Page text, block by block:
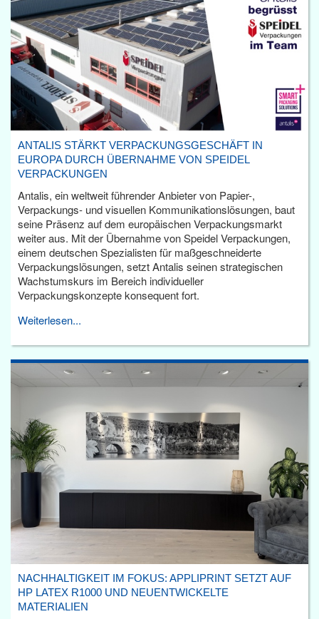
ANTALIS STÄRKT VERPACKUNGSGESCHÄFT IN
EUROPA DURCH ÜBERNAHME VON SPEIDEL
VERPACKUNGEN
Antalis, ein weltweit führender Anbieter von Papier-,
Verpackungs- und visuellen Kommunikationslösungen, baut
seine Präsenz auf dem europäischen Verpackungsmarkt
weiter aus. Mit der Übernahme von Speidel Verpackungen,
einem deutschen Spezialisten für maßgeschneiderte
Verpackungslösungen, setzt Antalis seinen strategischen
Wachstumskurs im Bereich individueller
Verpackungskonzepte konsequent fort.
Weiterlesen...
NACHHALTIGKEIT IM FOKUS: APPLIPRINT SETZT AUF
HP LATEX R1000 UND NEUENTWICKELTE
MATERIALIEN